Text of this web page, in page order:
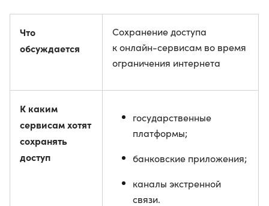
Что
обсуждается
Сохранение доступа
к онлайн-сервисам во время
ограничения интернета
К каким
сервисам хотят
сохранять
доступ
государственные
платформы;
банковские приложения;
каналы экстренной
связи.